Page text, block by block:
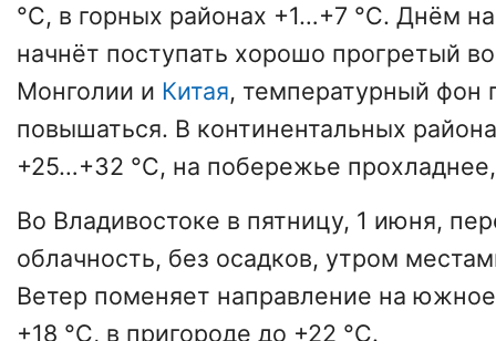
°C, в горных районах +1…+7 °C. Днём
начнёт поступать хорошо прогретый
Монголии и Китая, температурный фон
повышаться. В континентальных
+25…+32 °C, на побережье
Во Владивостоке в пятницу, 1 июня,
облачность, без осадков, утром
Ветер поменяет направление на
+18 °C, в пригороде до +22 °C.